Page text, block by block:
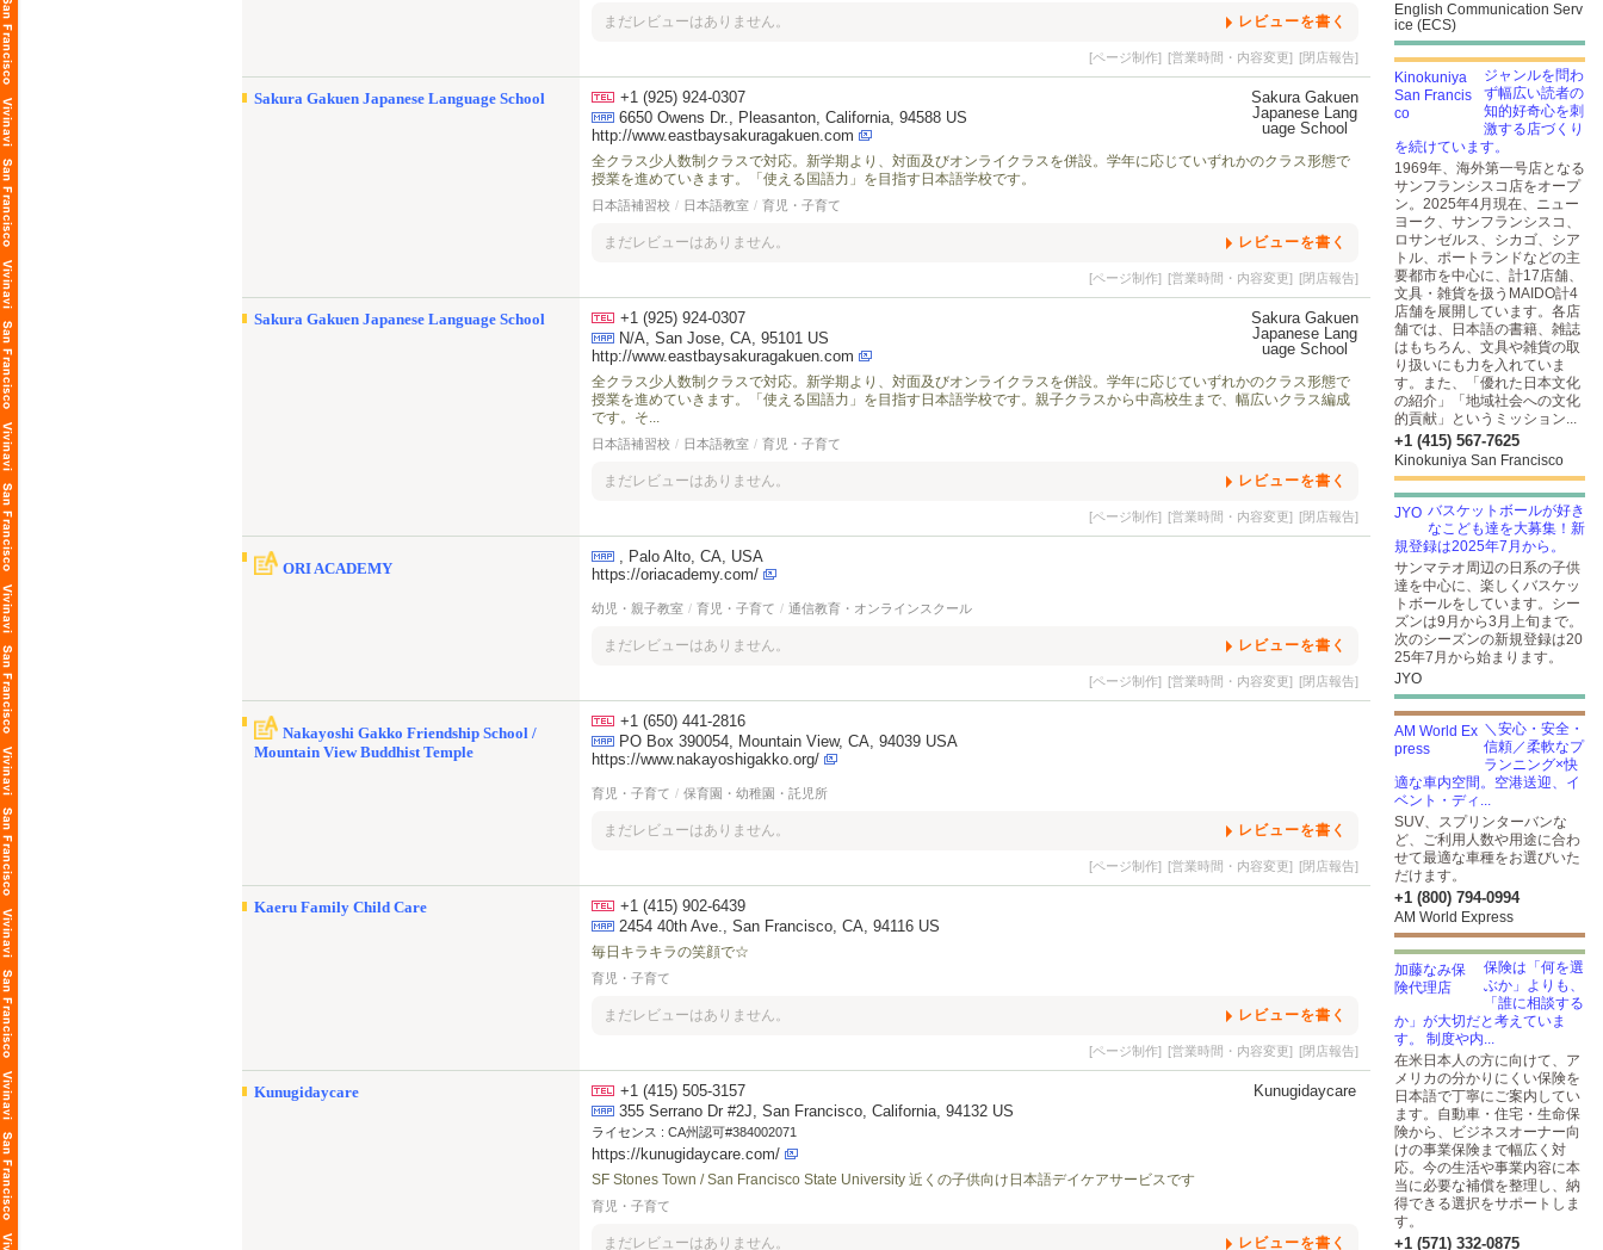
まだレビューはありません。 レビューを書く
[ページ制作] [営業時間・内容変更] [閉店報告]
Sakura Gakuen Japanese Language School
+1 (925) 924-0307
6650 Owens Dr., Pleasanton, California, 94588 US
http://www.eastbaysakuragakuen.com
全クラス少人数制クラスで対応。新学期より、対面及びオンライクラスを併設。学年に応じていずれかのクラス形態で
授業を進めていきます。「使える国語力」を目指す日本語学校です。
日本語補習校 / 日本語教室 / 育児・子育て
まだレビューはありません。 レビューを書く
[ページ制作] [営業時間・内容変更] [閉店報告]
Sakura Gakuen Japanese Language School
+1 (925) 924-0307
N/A, San Jose, CA, 95101 US
http://www.eastbaysakuragakuen.com
全クラス少人数制クラスで対応。新学期より、対面及びオンライクラスを併設。学年に応じていずれかのクラス形態で
授業を進めていきます。「使える国語力」を目指す日本語学校です。親子クラスから中高校生まで、幅広いクラス編成
です。そ...
日本語補習校 / 日本語教室 / 育児・子育て
まだレビューはありません。 レビューを書く
[ページ制作] [営業時間・内容変更] [閉店報告]
ORI ACADEMY
, Palo Alto, CA, USA
https://oriacademy.com/
幼児・親子教室 / 育児・子育て / 通信教育・オンラインスクール
まだレビューはありません。 レビューを書く
[ページ制作] [営業時間・内容変更] [閉店報告]
Nakayoshi Gakko Friendship School /
Mountain View Buddhist Temple
+1 (650) 441-2816
PO Box 390054, Mountain View, CA, 94039 USA
https://www.nakayoshigakko.org/
育児・子育て / 保育園・幼稚園・託児所
まだレビューはありません。 レビューを書く
[ページ制作] [営業時間・内容変更] [閉店報告]
Kaeru Family Child Care
+1 (415) 902-6439
2454 40th Ave., San Francisco, CA, 94116 US
毎日キラキラの笑顔で☆
育児・子育て
まだレビューはありません。 レビューを書く
[ページ制作] [営業時間・内容変更] [閉店報告]
Kunugidaycare
+1 (415) 505-3157
355 Serrano Dr #2J, San Francisco, California, 94132 US
ライセンス : CA州認可#384002071
https://kunugidaycare.com/
SF Stones Town / San Francisco State University 近くの子供向け日本語デイケアサービスです
育児・子育て
まだレビューはありません。 レビューを書く
English Communication Serv
ice (ECS)
ジャンルを問わ
ず幅広い読者の
知的好奇心を刺
激する店づくり
を続けています。
1969年、海外第一号店となる
サンフランシスコ店をオープ
ン。2025年4月現在、ニュー
ヨーク、サンフランシスコ、
ロサンゼルス、シカゴ、シア
トル、ポートランドなどの主
要都市を中心に、計17店舗、
文具・雑貨を扱うMAIDO計4
店舗を展開しています。各店
舗では、日本語の書籍、雑誌
はもちろん、文具や雑貨の取
り扱いにも力を入れていま
す。また、「優れた日本文化
の紹介」「地域社会への文化
的貢献」というミッション...
+1 (415) 567-7625
Kinokuniya San Francisco
バスケットボールが好き
なこども達を大募集！新
規登録は2025年7月から。
サンマテオ周辺の日系の子供
達を中心に、楽しくバスケッ
トボールをしています。シー
ズンは9月から3月上旬まで。
次のシーズンの新規登録は20
25年7月から始まります。
JYO
＼安心・安全・
信頼／柔軟なプ
ランニング×快
適な車内空間。空港送迎、イ
ベント・ディ...
SUV、スプリンターバンな
ど、ご利用人数や用途に合わ
せて最適な車種をお選びいた
だけます。
+1 (800) 794-0994
AM World Express
保険は「何を選
ぶか」よりも、
「誰に相談する
か」が大切だと考えていま
す。 制度や内...
在米日本人の方に向けて、ア
メリカの分かりにくい保険を
日本語で丁寧にご案内してい
ます。自動車・住宅・生命保
険から、ビジネスオーナー向
けの事業保険まで幅広く対
応。今の生活や事業内容に本
当に必要な補償を整理し、納
得できる選択をサポートしま
す。
+1 (571) 332-0875